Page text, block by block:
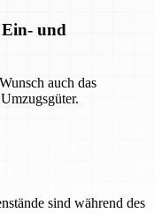
und
auch das
sind während des